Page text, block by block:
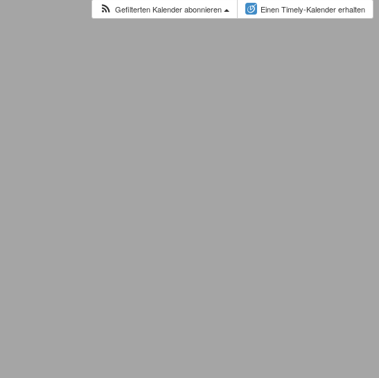
Gefilterten Kalender abonnieren Einen Timely-Kalender erhalten